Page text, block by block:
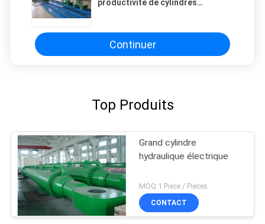
productivité de cylindres
Continuer
Top Produits
Grand cylindre
hydraulique électrique
MOQ:1 Piece / Pieces
CONTACT